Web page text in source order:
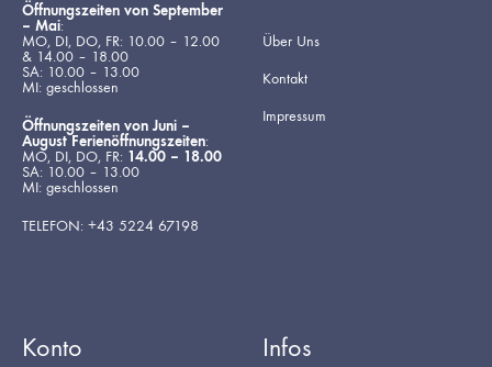
Öffnungszeiten von September
– Mai:
MO, DI, DO, FR: 10.00 – 12.00
& 14.00 – 18.00
SA: 10.00 – 13.00
MI: geschlossen
Öffnungszeiten von Juni –
August Ferienöffnungszeiten:
MO, DI, DO, FR: 14.00 – 18.00
SA: 10.00 – 13.00
MI: geschlossen
TELEFON: +43 5224 67198
Über Uns
Kontakt
Impressum
Konto Infos